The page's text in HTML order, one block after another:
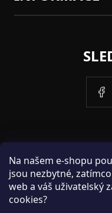
Na našem e-shopu
jsou nezbytné,
web a váš uživatelský
cookies?